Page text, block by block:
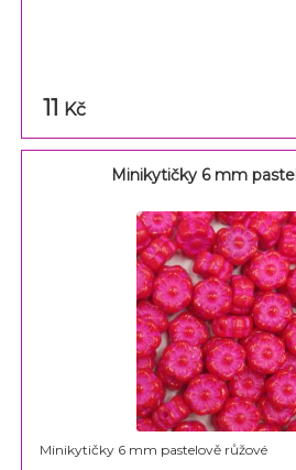
11 Kč
Minikytičky 6 mm
Minikytičky 6 mm pastelově růžové